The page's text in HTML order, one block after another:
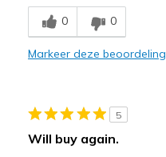
Comfortable
Beste toepassingen
Casual Wear
0 0
Markeer deze beoordeling
5
Will buy again.